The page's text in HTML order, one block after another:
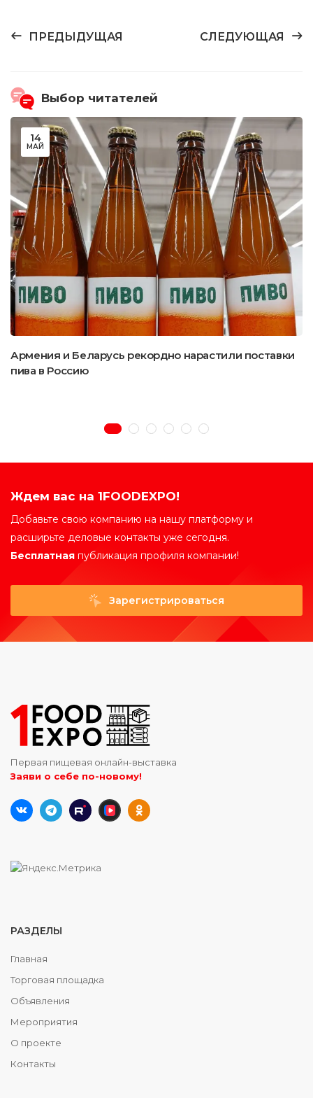
ПРЕДЫДУЩАЯ СЛЕДУЮЩАЯ
Выбор читателей
14
МАЙ
Армения и Беларусь рекордно нарастили поставки
пива в Россию
Ждем вас на 1FOODEXPO!
Добавьте свою компанию на нашу платформу и
расширьте деловые контакты уже сегодня.
Бесплатная публикация профиля компании!
Зарегистрироваться
Первая пищевая онлайн-выставка
Заяви о себе по-новому!
РАЗДЕЛЫ
Главная
Торговая площадка
Объявления
Мероприятия
О проекте
Контакты